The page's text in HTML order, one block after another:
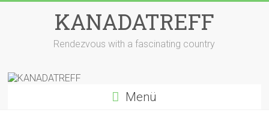
KANADATREFF
Rendezvous with a fascinating country
Menü